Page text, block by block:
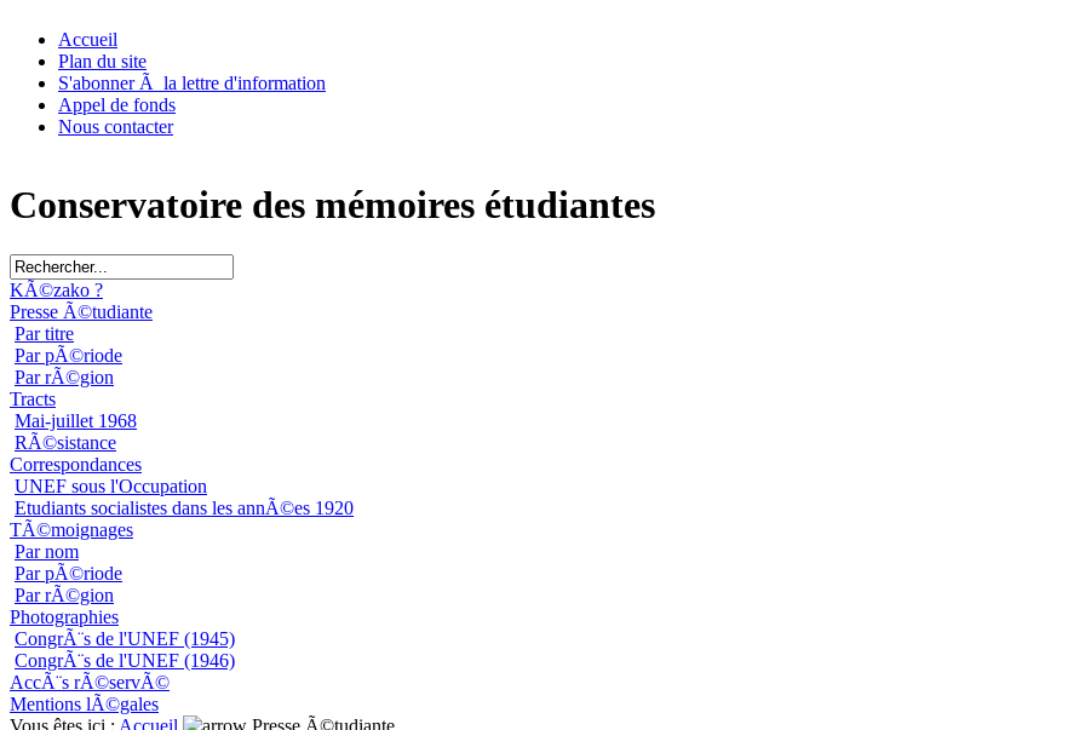
Accueil
Plan du site
S'abonner Ã la lettre d'information
Appel de fonds
Nous contacter
Conservatoire des mémoires étudiantes
KÃ©zako ?
Presse Ã©tudiante
Par titre
Par pÃ©riode
Par rÃ©gion
Tracts
Mai-juillet 1968
RÃ©sistance
Correspondances
UNEF sous l'Occupation
Etudiants socialistes dans les annÃ©es 1920
TÃ©moignages
Par nom
Par pÃ©riode
Par rÃ©gion
Photographies
CongrÃ¨s de l'UNEF (1945)
CongrÃ¨s de l'UNEF (1946)
AccÃ¨s rÃ©servÃ©
Mentions lÃ©gales
Vous êtes ici : Accueil Presse Ã©tudiante